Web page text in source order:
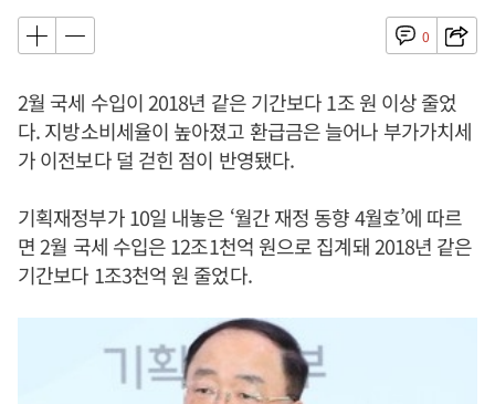
0
2월 국세 수입이 2018년 같은 기간보다 1조 원 이상 줄었
다. 지방소비세율이 높아졌고 환급금은 늘어나 부가가치세
가 이전보다 덜 걷힌 점이 반영됐다.
기획재정부가 10일 내놓은 ‘월간 재정 동향 4월호’에 따르
면 2월 국세 수입은 12조1천억 원으로 집계돼 2018년 같은
기간보다 1조3천억 원 줄었다.